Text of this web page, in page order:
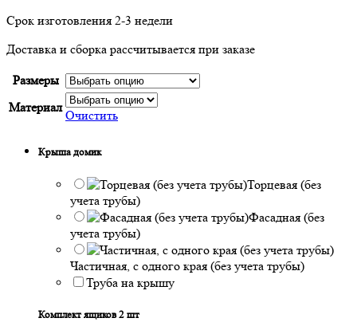
Срок изготовления 2-3 недели
Доставка и сборка рассчитывается при заказе
Размеры
Материал
Очистить
Крыша домик
Торцевая (без
учета трубы)
Фасадная (без
учета трубы)
Частичная, с одного края (без учета трубы)
Труба на крышу
Комплект ящиков 2 шт